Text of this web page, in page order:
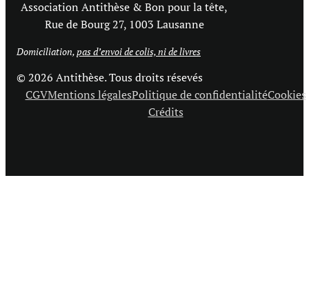
Association Antithèse & Bon pour la tête,
Rue de Bourg 27, 1003 Lausanne
Domiciliation, pas d’envoi de colis, ni de livres
© 2026 Antithèse. Tous droits résevés
CGVMentions légalesPolitique de confidentialitéCookies
Crédits